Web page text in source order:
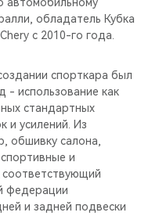
обладатель Кубка
c 2010-го года.
спорткара был
- использование как
стандартных
и усилений. Из
обшивку салона,
и
соответствующий
федерации
и задней подвески